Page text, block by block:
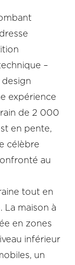
–
expérience
de 2 000
en pente,
célèbre
au
tout en
La maison à
en zones
inférieur
un